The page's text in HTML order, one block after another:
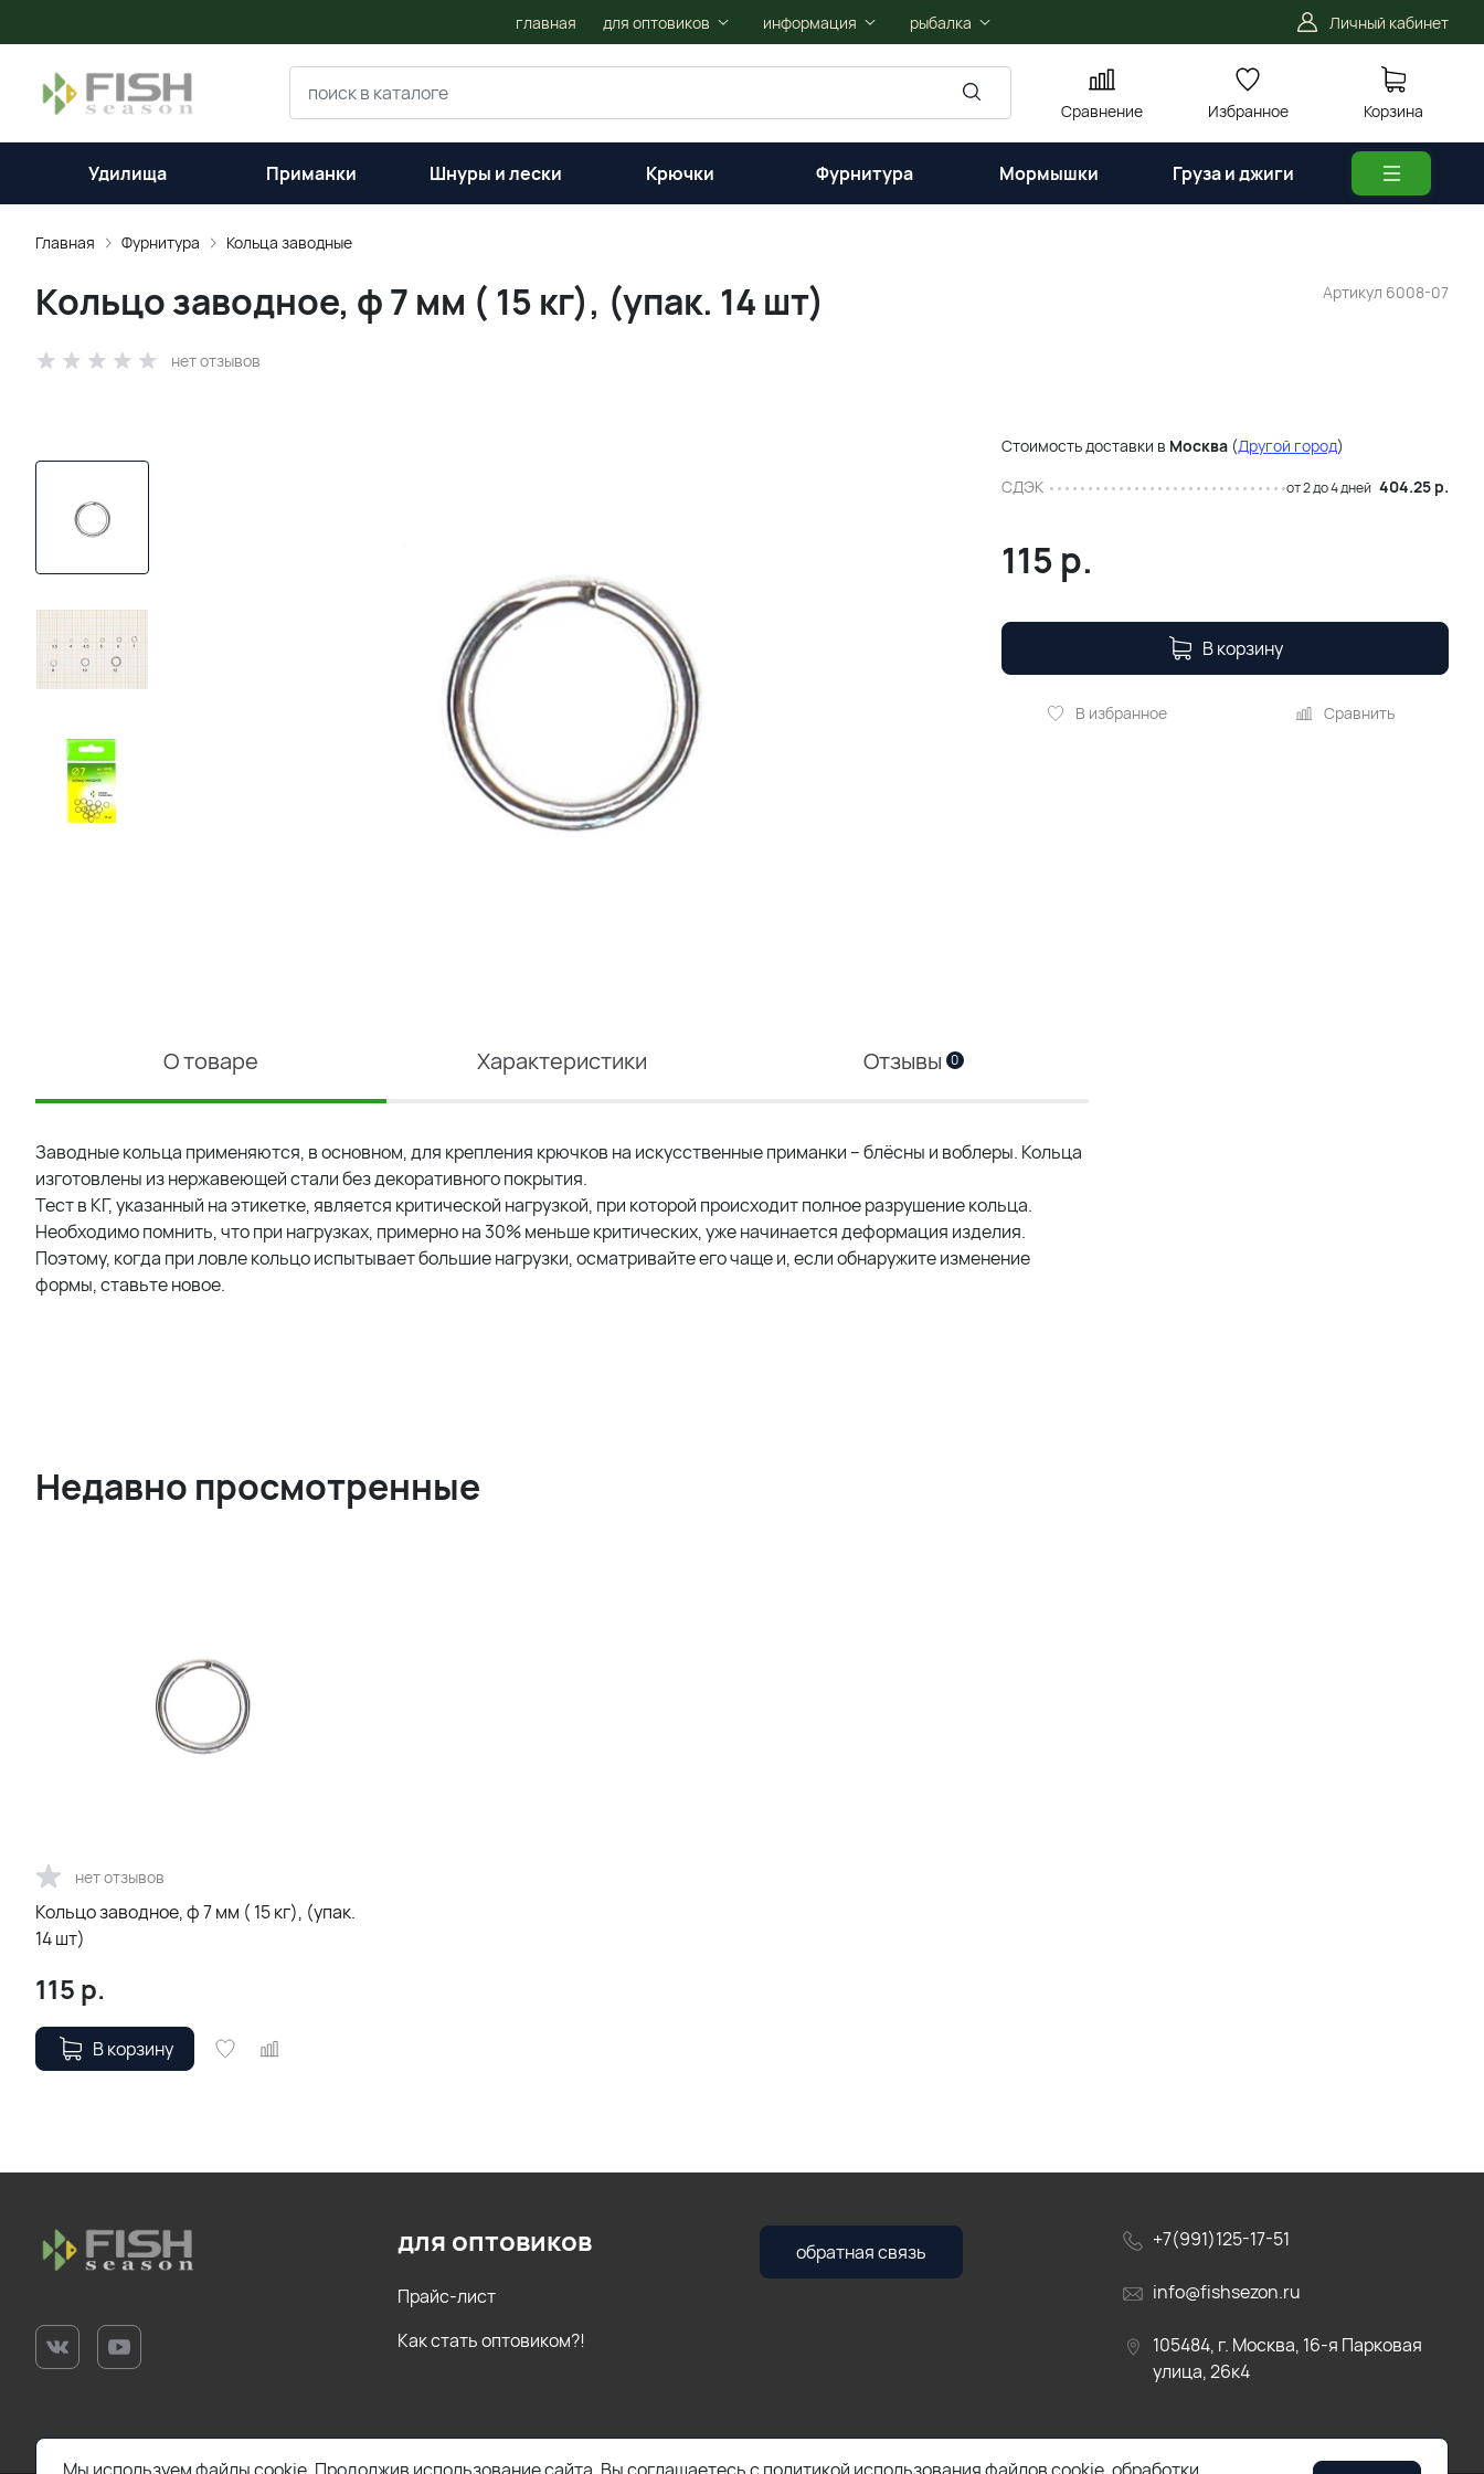
главная для оптовиков информация рыбалка Личный кабинет
Сравнение Избранное Корзина
Удилища Приманки Шнуры и лески Крючки Фурнитура Мормышки Груза и джиги
Главная Фурнитура Кольца заводные
Артикул 6008-07
Кольцо заводное, ф 7 мм ( 15 кг), (упак. 14 шт)
нет отзывов
Стоимость доставки в Москва(Другой город)
СДЭК
от 2 до 4 дней 404.25 р.
115 р.
В корзину
В избранное Сравнить
О товаре Характеристики Отзывы 0
Заводные кольца применяются, в основном, для крепления крючков на искусственные приманки – блёсны и воблеры. Кольца
изготовлены из нержавеющей стали без декоративного покрытия.
Тест в КГ, указанный на этикетке, является критической нагрузкой, при которой происходит полное разрушение кольца.
Необходимо помнить, что при нагрузках, примерно на 30% меньше критических, уже начинается деформация изделия.
Поэтому, когда при ловле кольцо испытывает большие нагрузки, осматривайте его чаще и, если обнаружите изменение
формы, ставьте новое.
Недавно просмотренные
нет отзывов
Кольцо заводное, ф 7 мм ( 15 кг), (упак.
14 шт)
115 р.
В корзину
+7(991)125-17-51
info@fishsezon.ru
105484, г. Москва, 16-я Парковая
улица, 26к4
для оптовиков
Прайс-лист
Как стать оптовиком?!
обратная связь